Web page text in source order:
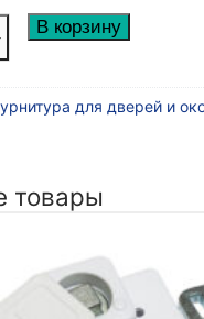
В корзину
для дверей и
товары